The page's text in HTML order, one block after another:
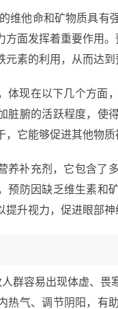
维他命和矿物质具有
方面发挥着重要作用
素的利用，从而达到
体现在以下几个方面
脏腑的活跃程度，使
它能够促进其他物质
养补充剂，它包含了
预防因缺乏维生素和
升视力，促进眼部神
群容易出现体虚、
热气、调节阴阳，有